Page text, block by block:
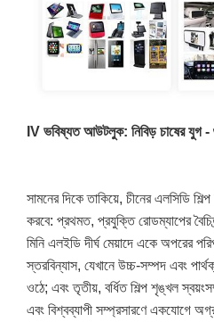
IV ভবিষ্যত আউটলুক: নিবিড় চাষের যুগ -
সামনের দিকে তাকিয়ে, চীনের এলসিডি
করবে: প্রথমত, প্রযুক্তি রোডম্যাপের
মিনি এলইডি দীর্ঘ মেয়াদে একে অপরের
স্তরবিন্যাস, যেখানে উচ্চ-সম্পদ এবং
ওঠে; এবং তৃতীয়, বর্ধিত শিল্প শৃঙ্খল
এবং বিশ্বব্যাপী সম্প্রসারণে একযোগে